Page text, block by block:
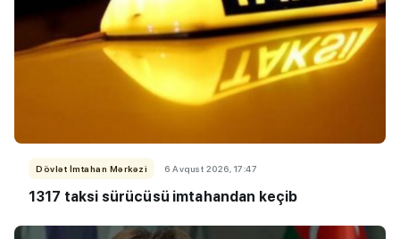
Dövlət İmtahan Mərkəzi 6 Avqust 2026, 17:47
1317 taksi sürücüsü imtahandan keçib